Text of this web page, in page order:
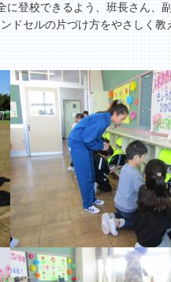
登校できるよう、班長さん、
ドセルの片づけ方をやさしく教